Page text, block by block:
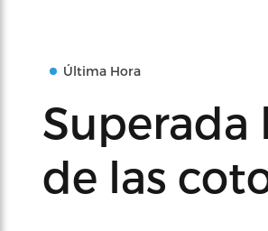
Última Hora
Superada
de las